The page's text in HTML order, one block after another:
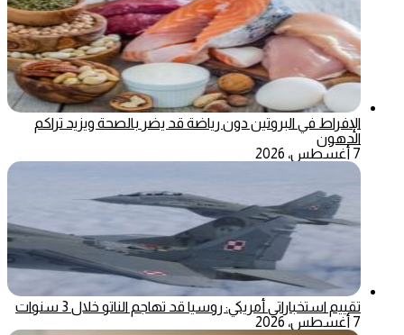
الإفراط في البروتين دون رياضة قد يضر بالصحة ويزيد تراكم
الدهون
7 أغسطس، 2026
تقييم استخباراتي أمريكي: روسيا قد تهاجم الناتو خلال 3 سنوات
7 أغسطس، 2026